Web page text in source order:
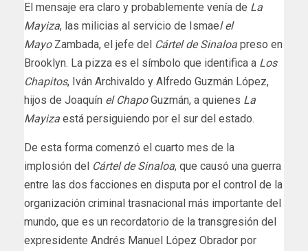
El mensaje era claro y probablemente venía de La
Mayiza, las milicias al servicio de Ismael el
MayoZambada, el jefe del Cártel de Sinaloa preso en
Brooklyn. La pizza es el símbolo que identifica a Los
Chapitos, Iván Archivaldo y Alfredo Guzmán López,
hijos de Joaquín el ChapoGuzmán, a quienes La
Mayiza está persiguiendo por el sur del estado.
De esta forma comenzó el cuarto mes de la
implosión del Cártel de Sinaloa, que causó una guerra
entre las dos facciones en disputa por el control de la
organización criminal trasnacional más importante del
mundo, que es un recordatorio de la transgresión del
expresidente Andrés Manuel López Obrador por